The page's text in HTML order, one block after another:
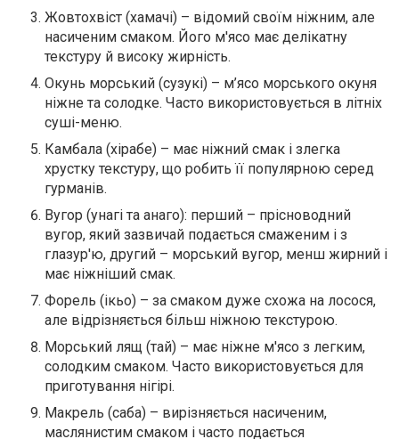
Жовтохвіст (хамачі) – відомий своїм ніжним, але
насиченим смаком. Його м'ясо має делікатну
текстуру й високу жирність.
Окунь морський (сузукі) – м’ясо морського окуня
ніжне та солодке. Часто використовується в літніх
суші-меню.
Камбала (хірабе) – має ніжний смак і злегка
хрустку текстуру, що робить її популярною серед
гурманів.
Вугор (унагі та анаго): перший – прісноводний
вугор, який зазвичай подається смаженим і з
глазур'ю, другий – морський вугор, менш жирний і
має ніжніший смак.
Форель (ікьо) – за смаком дуже схожа на лосося,
але відрізняється більш ніжною текстурою.
Морський лящ (тай) – має ніжне м'ясо з легким,
солодким смаком. Часто використовується для
приготування нігірі.
Макрель (саба) – вирізняється насиченим,
маслянистим смаком і часто подається